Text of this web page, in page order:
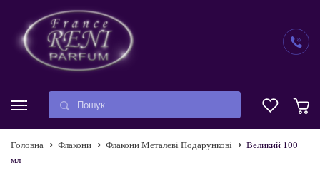
Головна Флакони Флакони Металеві Подарункові
Великий 100
мл